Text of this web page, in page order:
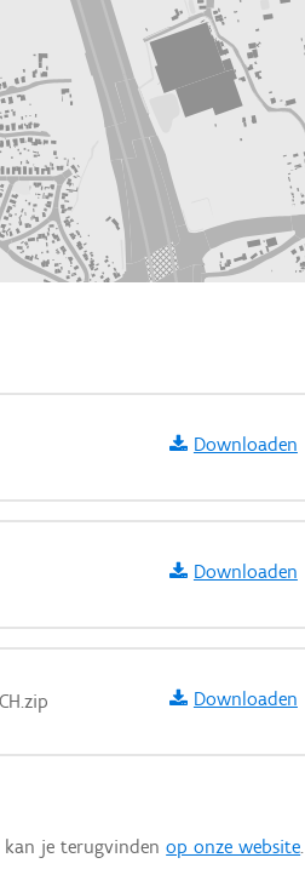
Downloaden
Downloaden
Downloaden
kan je terugvindenop onze website.